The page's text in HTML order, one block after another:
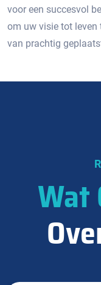
voor een succesvol
om uw visie tot leven
van prachtig
Wat